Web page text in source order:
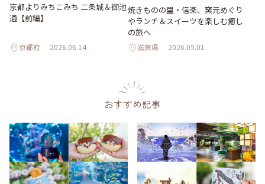
京都よりみちこみち 二条城＆御池
通【前編】
京都府 2026.06.14
焼きものの里・信楽、窯元めぐり
やランチ＆スイーツを楽しむ癒し
の旅へ
滋賀県 2026.05.01
おすすめ記事